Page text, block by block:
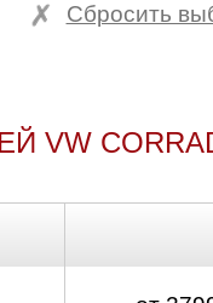
Сбросить